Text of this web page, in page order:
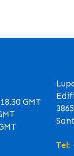
GMT
Tel: